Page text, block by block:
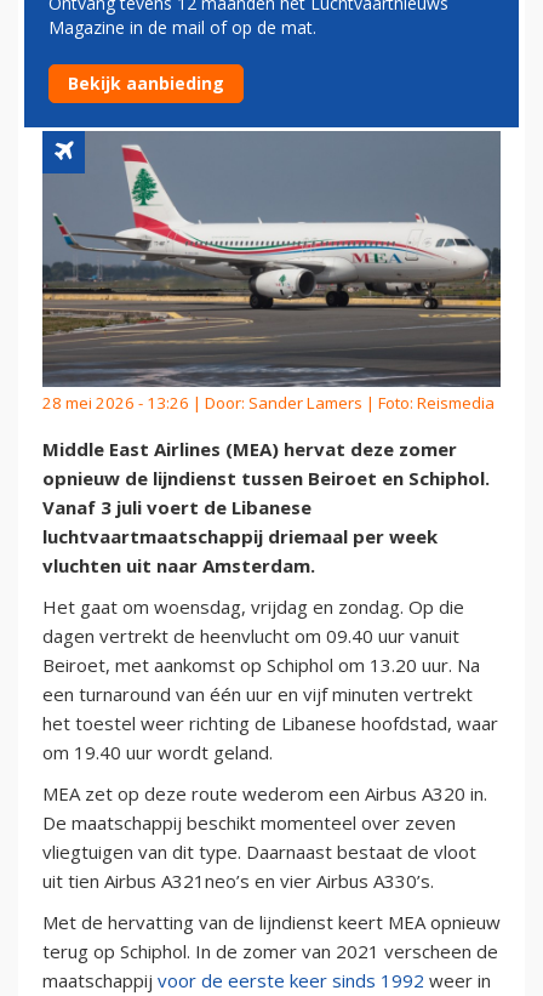
AIRLINES KEERT NA VIJF JAAR
WÉÉR TERUG OP SCHIPHOL
28 mei 2026 - 13:26 | Door: Sander Lamers | Foto: Reismedia
Middle East Airlines (MEA) hervat deze zomer
opnieuw de lijndienst tussen Beiroet en Schiphol.
Vanaf 3 juli voert de Libanese
luchtvaartmaatschappij driemaal per week
vluchten uit naar Amsterdam.
Het gaat om woensdag, vrijdag en zondag. Op die
dagen vertrekt de heenvlucht om 09.40 uur vanuit
Beiroet, met aankomst op Schiphol om 13.20 uur. Na
een turnaround van één uur en vijf minuten vertrekt
het toestel weer richting de Libanese hoofdstad, waar
om 19.40 uur wordt geland.
MEA zet op deze route wederom een Airbus A320 in.
De maatschappij beschikt momenteel over zeven
vliegtuigen van dit type. Daarnaast bestaat de vloot
uit tien Airbus A321neo’s en vier Airbus A330’s.
Met de hervatting van de lijndienst keert MEA opnieuw
terug op Schiphol. In de zomer van 2021 verscheen de
maatschappij voor de eerste keer sinds 1992 weer in
Magazine in de mail of op de mat.
Bekijk aanbieding